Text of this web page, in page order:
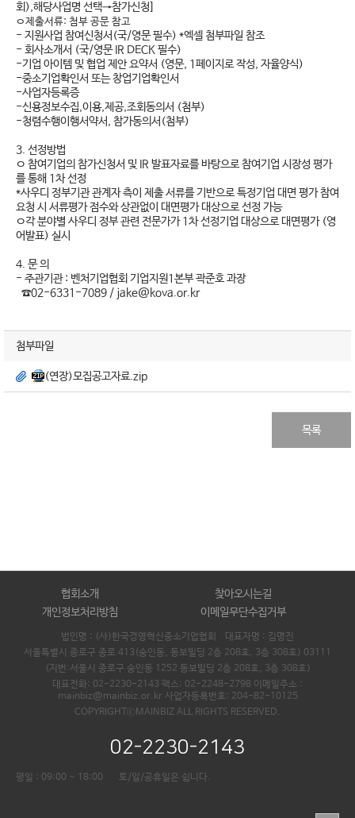
회),해당사업명 선택→참가신청]
ㅇ제출서류: 첨부 공문 참고
- 지원사업 참여신청서(국/영문 필수) *엑셀 첨부파일 참조
- 회사소개서 (국/영문 IR DECK 필수)
-기업 아이템 및 협업 제안 요약서 (영문, 1페이지로 작성, 자율양식)
-중소기업확인서 또는 창업기업확인서
-사업자등록증
-신용정보수집,이용,제공,조회동의서 (첨부)
-청렴수행이행서약서, 참가동의서(첨부)
3. 선정방법
ㅇ 참여기업의 참가신청서 및 IR 발표자료를 바탕으로 참여기업 시장성 평가
를 통해 1차 선정
*사우디 정부기관 관계자 측이 제출 서류를 기반으로 특정기업 대면 평가 참여
요청 시 서류평가 점수와 상관없이 대면평가 대상으로 선정 가능
ㅇ각 분야별 사우디 정부 관련 전문가가 1차 선정기업 대상으로 대면평가 (영
어발표) 실시
4. 문 의
- 주관기관 : 벤처기업협회 기업지원1본부 곽준호 과장
☎02-6331-7089 / jake@kova.or.kr
첨부파일
(연장)모집공고자료.zip
목록
협회소개
찾아오시는길
개인정보처리방침
이메일무단수집거부
법인명 : (사)한국경영혁신중소기업협회 대표자명 : 김명진
서울특별시 종로구 종로 413(숭인동, 동보빌딩 2층 208호, 3층 308호) 03111
(지번:서울시 종로구 숭인동 1252 동보빌딩 2층 208호, 3층 308호)
대표전화: 02-2230-2143 팩스: 02-2248-2798 이메일주소 :
mainbiz@mainbiz.or.kr 사업자등록번호: 204-82-10125
COPYRIGHTⓒMAINBIZ ALL RIGHTS RESERVED.
02-2230-2143
평일 : 09:00 ~ 18:00 토/일/공휴일은 쉽니다.